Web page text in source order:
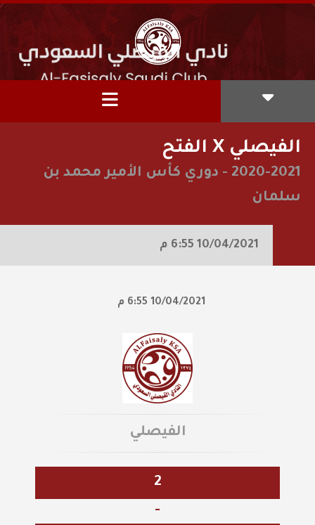
الفيصلي X الفتح
2020-2021
- دوري كأس الأمير محمد بن
سلمان
10/04/2021
10/04/2021
الفيصلي
2
-